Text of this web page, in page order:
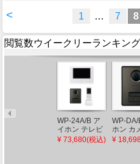
< 1 … 7 8
閲覧数ウイークリーランキング
WP-24A/B ア
イホン テレビ
ドアホンワイ
¥ 73,680(税込)
WP-DA/
ホン カ
玄関子
¥